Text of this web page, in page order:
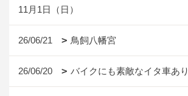
11月1日（日）
26/06/21 鳥飼八幡宮
26/06/20 バイクにも素敵なイタ車あり